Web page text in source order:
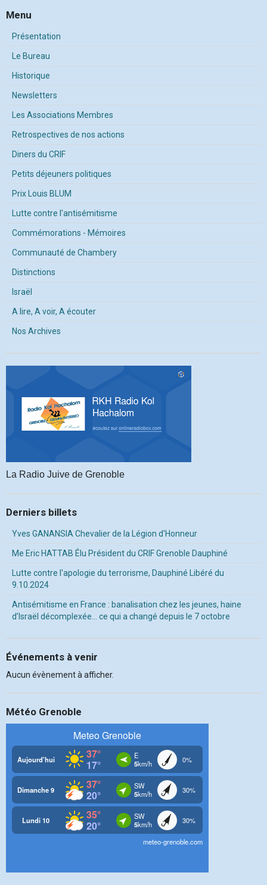
Menu
Présentation
Le Bureau
Historique
Newsletters
Les Associations Membres
Retrospectives de nos actions
Diners du CRIF
Petits déjeuners politiques
Prix Louis BLUM
Lutte contre l'antisémitisme
Commémorations - Mémoires
Communauté de Chambery
Distinctions
Israël
A lire, A voir, A écouter
Nos Archives
La Radio Juive de Grenoble
Derniers billets
Yves GANANSIA Chevalier de la Légion d'Honneur
Me Eric HATTAB Élu Président du CRIF Grenoble Dauphiné
Lutte contre l'apologie du terrorisme, Dauphiné Libéré du
9.10.2024
Antisémitisme en France : banalisation chez les jeunes, haine
d’Israël décomplexée… ce qui a changé depuis le 7 octobre
Événements à venir
Aucun évènement à afficher.
Météo Grenoble